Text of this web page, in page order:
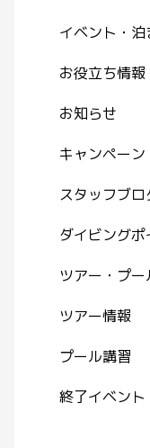
イベント・泊
お役立ち情報
お知らせ
キャンペーン
スタッフブロ
ダイビングポ
ツアー・プー
ツアー情報
プール講習
終了イベント